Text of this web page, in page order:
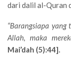
dari dalil al-Quran
“Barangsiapa
Allah, maka
Mai’dah (5):44].